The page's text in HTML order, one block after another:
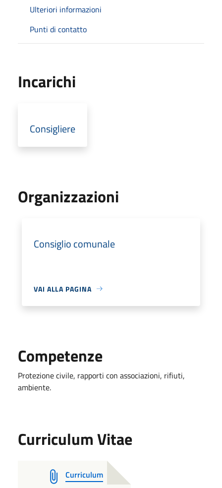
Ulteriori informazioni
Punti di contatto
Incarichi
Consigliere
Organizzazioni
Consiglio comunale
VAI ALLA PAGINA
Competenze
Protezione civile, rapporti con associazioni, rifiuti,
ambiente.
Curriculum Vitae
Curriculum